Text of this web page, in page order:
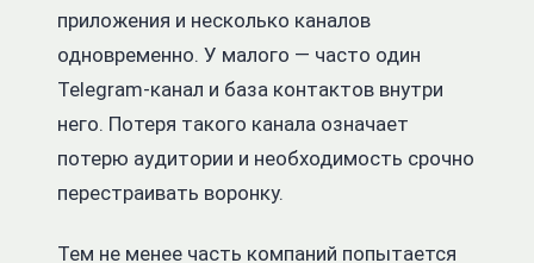
приложения и несколько каналов
одновременно. У малого — часто один
Telegram-канал и база контактов внутри
него. Потеря такого канала означает
потерю аудитории и необходимость срочно
перестраивать воронку.
Тем не менее часть компаний попытается